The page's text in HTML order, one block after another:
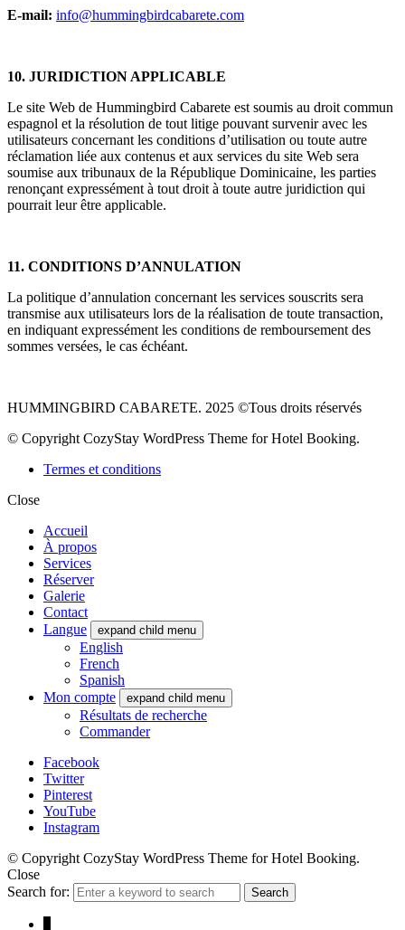
E-mail: info@hummingbirdcabarete.com
10. JURIDICTION APPLICABLE
Le site Web de Hummingbird Cabarete est soumis au droit commun
espagnol et la résolution de tout litige pouvant survenir avec les
utilisateurs concernant les conditions d’utilisation ou toute autre
réclamation liée aux contenus et aux services du site Web sera
soumise aux tribunaux de la République Dominicaine, les parties
renonçant expressément à tout droit à toute autre juridiction qui
pourrait leur être applicable.
11. CONDITIONS D’ANNULATION
La politique d’annulation concernant les services souscrits sera
transmise aux utilisateurs lors de la réalisation de toute transaction,
en indiquant expressément les conditions de remboursement des
sommes versées, le cas échéant.
HUMMINGBIRD CABARETE. 2025 ©Tous droits réservés
© Copyright CozyStay WordPress Theme for Hotel Booking.
Termes et conditions
Close
Accueil
À propos
Services
Réserver
Galerie
Contact
Langue
expand child menu
English
French
Spanish
Mon compte
expand child menu
Résultats de recherche
Commander
Facebook
Twitter
Pinterest
YouTube
Instagram
© Copyright CozyStay WordPress Theme for Hotel Booking.
Close
Search for:
Search